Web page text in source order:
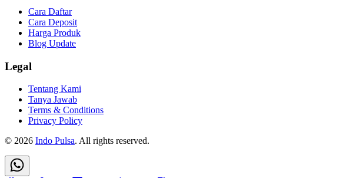
Cara Daftar
Cara Deposit
Harga Produk
Blog Update
Legal
Tentang Kami
Tanya Jawab
Terms & Conditions
Privacy Policy
© 2026 Indo Pulsa. All rights reserved.